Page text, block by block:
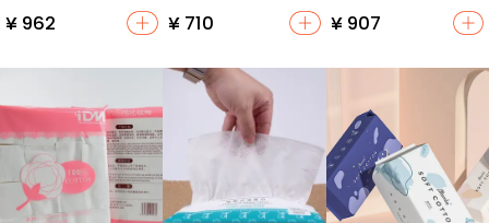
【フェイス・アイマ
ッサージ器具・美容
¥ 962
かい毛・白泥用・美
容院やスパ向け】
¥ 710
【肌色・一重まぶ
¥ 907